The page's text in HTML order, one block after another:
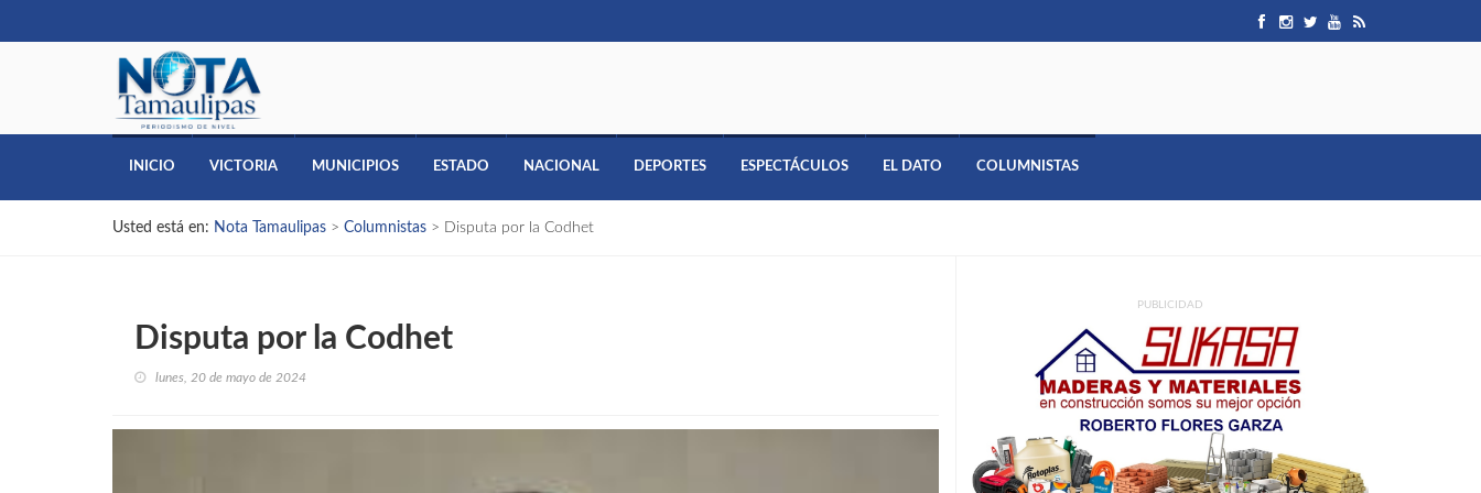
INICIO VICTORIA MUNICIPIOS ESTADO NACIONAL DEPORTES ESPECTÁCULOS EL DATO COLUMNISTAS
Usted está en: Nota Tamaulipas > Columnistas > Disputa por la Codhet
Disputa por la Codhet
lunes, 20 de mayo de 2024
PUBLICIDAD